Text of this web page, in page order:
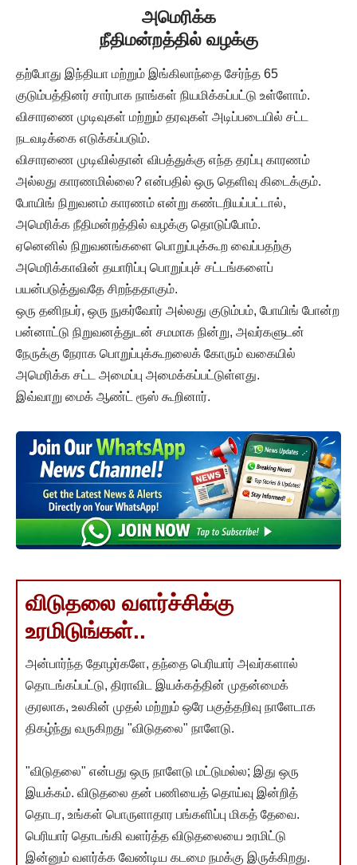
அமெரிக்க
நீதிமன்றத்தில் வழக்கு
தற்போது இந்தியா மற்றும் இங்கிலாந்தை சேர்ந்த 65
குடும்பத்தினர் சார்பாக நாங்கள் நியமிக்கப்பட்டு உள்ளோம்.
விசாரணை முடிவுகள் மற்றும் தரவுகள் அடிப்படையில் சட்ட
நடவடிக்கை எடுக்கப்படும்.
விசாரணை முடிவில்தான் விபத்துக்கு எந்த தரப்பு காரணம்
அல்லது காரணமில்லை? என்பதில் ஒரு தெளிவு கிடைக்கும்.
போயிங் நிறுவனம் காரணம் என்று கண்டறியப்பட்டால்,
அமெரிக்க நீதிமன்றத்தில் வழக்கு தொடுப்போம்.
ஏனெனில் நிறுவனங்களை பொறுப்புக்கூற வைப்பதற்கு
அமெரிக்காவின் தயாரிப்பு பொறுப்புச் சட்டங்களைப்
பயன்படுத்துவதே சிறந்ததாகும்.
ஒரு தனிநபர், ஒரு நுகர்வோர் அல்லது குடும்பம், போயிங் போன்ற
பன்னாட்டு நிறுவனத்துடன் சமமாக நின்று, அவர்களுடன்
நேருக்கு நேராக பொறுப்புக்கூறலைக் கோரும் வகையில்
அமெரிக்க சட்ட அமைப்பு அமைக்கப்பட்டுள்ளது.
இவ்வாறு மைக் ஆண்ட் ரூஸ் கூறினார்.
விடுதலை வளர்ச்சிக்கு
உரமிடுங்கள்..
அன்பார்ந்த தோழர்களே, தந்தை பெரியார் அவர்களால்
தொடங்கப்பட்டு, திராவிட இயக்கத்தின் முதன்மைக்
குரலாக, உலகின் முதல் மற்றும் ஒரே பகுத்தறிவு நாளேடாக
திகழ்ந்து வருகிறது "விடுதலை" நாளேடு.
"விடுதலை" என்பது ஒரு நாளேடு மட்டுமல்ல; இது ஒரு
இயக்கம். விடுதலை தன் பணியைத் தொய்வு இன்றித்
தொடர, உங்கள் பொருளாதார பங்களிப்பு மிகத் தேவை.
பெரியார் தொடங்கி வளர்த்த விடுதலையை உரமிட்டு
இன்னும் வளர்க்க வேண்டிய கடமை நமக்கு இருக்கிறது.